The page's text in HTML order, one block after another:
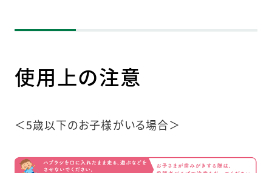
使用上の注意
＜5歳以下のお子様がいる場合＞